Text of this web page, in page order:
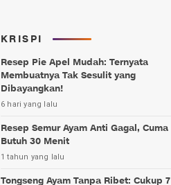
KRISPI
Resep Pie Apel Mudah: Ternyata
Membuatnya Tak Sesulit yang
Dibayangkan!
6 hari yang lalu
Resep Semur Ayam Anti Gagal, Cuma
Butuh 30 Menit
1 tahun yang lalu
Tongseng Ayam Tanpa Ribet: Cukup 7